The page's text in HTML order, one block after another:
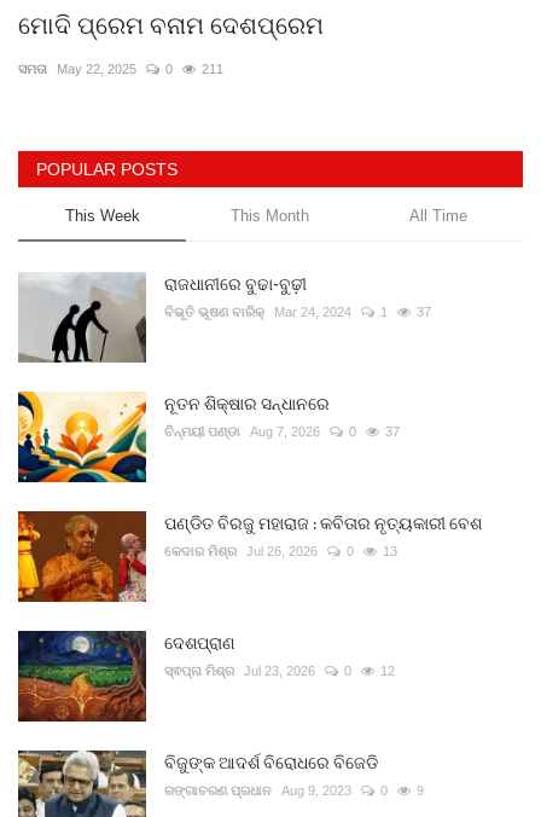
ମୋଦି ପ୍ରେମ ବନାମ ଦେଶପ୍ରେମ
ସମତା May 22, 2025 0 211
POPULAR POSTS
This Week This Month All Time
ରାଜଧାନୀରେ ବୁଢା-ବୁଢ଼ୀ
ବିଭୂତି ଭୂଷଣ ବାରିକ୍ Mar 24, 2024 1 37
ନୂତନ ଶିକ୍ଷାର ସନ୍ଧାନରେ
ଚିନ୍ମୟୀ ପଣ୍ଡା Aug 7, 2026 0 37
ପଣ୍ଡିତ ବିରଜୁ ମହାରାଜ : କବିତାର ନୃତ୍ୟକାରୀ ବେଶ
କେଦାର ମିଶ୍ର Jul 26, 2026 0 13
ଦେଶପ୍ରାଣ
ସ୍ଵପ୍ନା ମିଶ୍ର Jul 23, 2026 0 12
ବିଜୁଙ୍କ ଆଦର୍ଶ ବିରୋଧରେ ବିଜେଡି
ରଙ୍ଗାଚରଣ ପ୍ରଧାନ Aug 9, 2023 0 9